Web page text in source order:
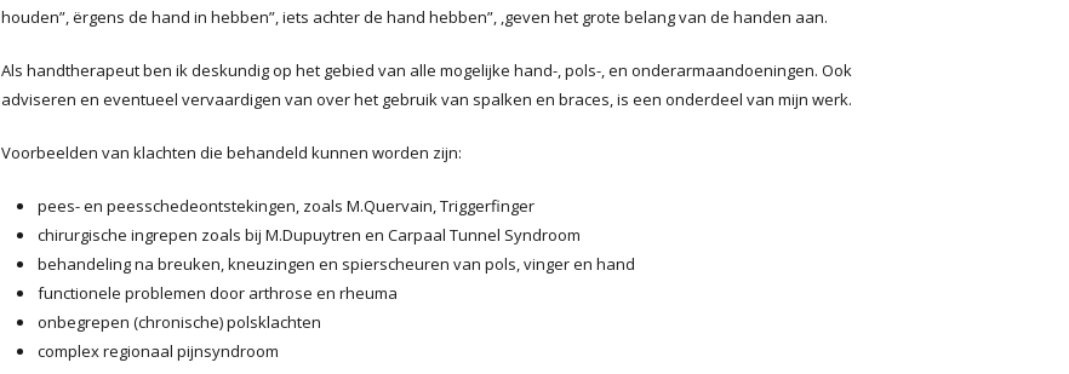
houden”, ërgens de hand in hebben”, iets achter de hand hebben”, ,geven het grote belang van de handen aan.
Als handtherapeut ben ik deskundig op het gebied van alle mogelijke hand-, pols-, en onderarmaandoeningen. Ook
adviseren en eventueel vervaardigen van over het gebruik van spalken en braces, is een onderdeel van mijn werk.
Voorbeelden van klachten die behandeld kunnen worden zijn:
pees- en peesschedeontstekingen, zoals M.Quervain, Triggerfinger
chirurgische ingrepen zoals bij M.Dupuytren en Carpaal Tunnel Syndroom
behandeling na breuken, kneuzingen en spierscheuren van pols, vinger en hand
functionele problemen door arthrose en rheuma
onbegrepen (chronische) polsklachten
complex regionaal pijnsyndroom